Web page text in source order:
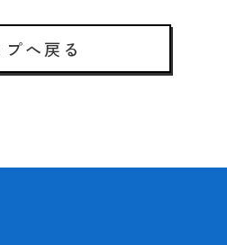
プへ戻る